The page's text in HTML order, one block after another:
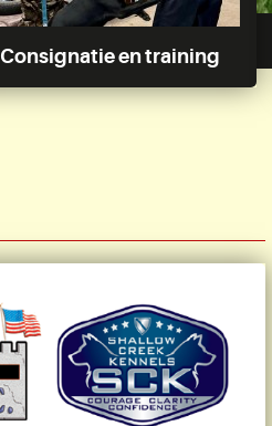
Consignatie en training